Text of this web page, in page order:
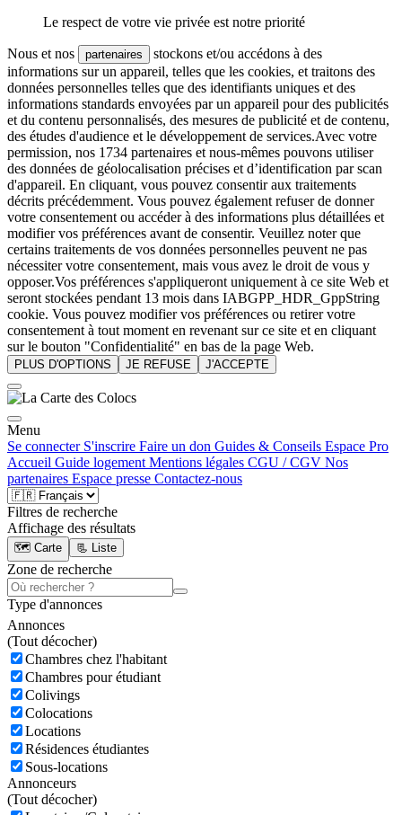
Le respect de votre vie privée est notre priorité
Nous et nos partenaires
stockons et/ou accédons à des
informations sur un appareil, telles que les cookies, et traitons des
données personnelles telles que des identifiants uniques et des
informations standards envoyées par un appareil pour des publicités
et du contenu personnalisés, des mesures de publicité et de contenu,
des études d'audience et le développement de services.Avec votre
permission, nos 1734 partenaires et nous-mêmes pouvons utiliser
des données de géolocalisation précises et d’identification par scan
d'appareil. En cliquant, vous pouvez consentir aux traitements
décrits précédemment. Vous pouvez également refuser de donner
votre consentement ou accéder à des informations plus détaillées et
modifier vos préférences avant de consentir. Veuillez noter que
certains traitements de vos données personnelles peuvent ne pas
nécessiter votre consentement, mais vous avez le droit de vous y
opposer.Vos préférences s'appliqueront uniquement à ce site Web et
seront stockées pendant 13 mois dans IABGPP_HDR_GppString
cookie. Vous pouvez modifier vos préférences ou retirer votre
consentement à tout moment en revenant sur ce site et en cliquant
sur le bouton "Confidentialité" en bas de la page Web.
PLUS D'OPTIONS JE REFUSE J'ACCEPTE
Menu
Se connecter S'inscrire Faire un don Guides & Conseils Espace Pro
Accueil Guide logement Mentions légales CGU / CGV Nos
partenaires Espace presse Contactez-nous
Filtres de recherche
Affichage des résultats
🗺️ Carte 📃 Liste
Zone de recherche
Type d'annonces
Annonces
(Tout décocher)
Chambres chez l'habitant
Chambres pour étudiant
Colivings
Colocations
Locations
Résidences étudiantes
Sous-locations
Annonceurs
(Tout décocher)